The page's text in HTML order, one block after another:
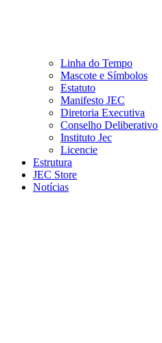
Linha do Tempo
Mascote e Símbolos
Estatuto
Manifesto JEC
Diretoria Executiva
Conselho Deliberativo
Instituto Jec
Licencie
Estrutura
JEC Store
Notícias